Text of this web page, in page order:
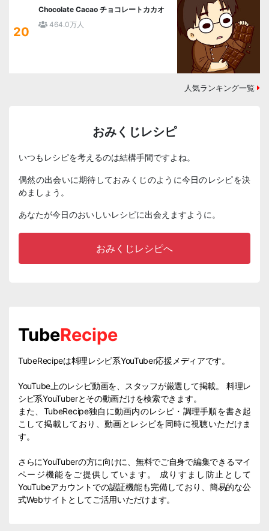
20
Chocolate Cacao チョコレートカカオ
464.0万人
人気ランキング一覧
おみくじレシピ
いつもレシピを考えるのは結構手間ですよね。
偶然の出会いに期待しておみくじのように今日のレシピを決
めましょう。
あなたが今日のおいしいレシピに出会えますように。
おみくじレシピへ
TubeRecipe
TubeRecipeは料理レシピ系YouTuber応援メディアです。
YouTube上のレシピ動画を、スタッフが厳選して掲載。 料理レ
シピ系YouTuberとその動画だけを検索できます。
また、TubeRecipe独自に動画内のレシピ・調理手順を書き起
こして掲載しており、動画とレシピを同時に視聴いただけま
す。
さらにYouTuberの方に向けに、無料でご自身で編集できるマイ
ページ機能をご提供しています。 成りすまし防止として
YouTubeアカウントでの認証機能も完備しており、簡易的な公
式Webサイトとしてご活用いただけます。